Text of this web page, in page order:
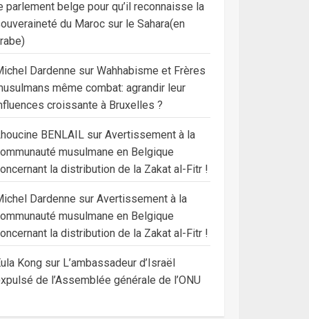
parlement belge pour qu’il reconnaisse la
du Maroc sur le Sahara(en
Dardenne sur Wahhabisme et Frères
même combat: agrandir leur
croissante à Bruxelles ?
BENLAILsur Avertissement à la
musulmane en Belgique
la distribution de la Zakat al-Fitr !
Dardenne sur Avertissement à la
musulmane en Belgique
la distribution de la Zakat al-Fitr !
Kongsur L’ambassadeur d’Israël
de l’Assemblée générale de l’ONU